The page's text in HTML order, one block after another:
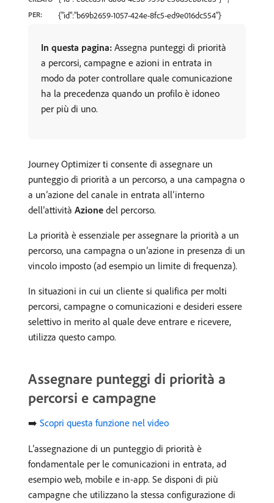
PER:
{"id":"b69b2659-1057-424e-8fc5-ed9e016dc554"}
In questa pagina: Assegna punteggi di priorità
a percorsi, campagne e azioni in entrata in
modo da poter controllare quale comunicazione
ha la precedenza quando un profilo è idoneo
per più di uno.
Journey Optimizer ti consente di assegnare un
punteggio di priorità a un percorso, a una campagna o
a un’azione del canale in entrata all’interno
dell’attività Azione del percorso.
La priorità è essenziale per assegnare la priorità a un
percorso, una campagna o un’azione in presenza di un
vincolo imposto (ad esempio un limite di frequenza).
In situazioni in cui un cliente si qualifica per molti
percorsi, campagne o comunicazioni e desideri essere
selettivo in merito al quale deve entrare e ricevere,
utilizza questo campo.
Assegnare punteggi di priorità a
percorsi e campagne
➡️ Scopri questa funzione nel video
L’assegnazione di un punteggio di priorità è
fondamentale per le comunicazioni in entrata, ad
esempio web, mobile e in-app. Se disponi di più
campagne che utilizzano la stessa configurazione di